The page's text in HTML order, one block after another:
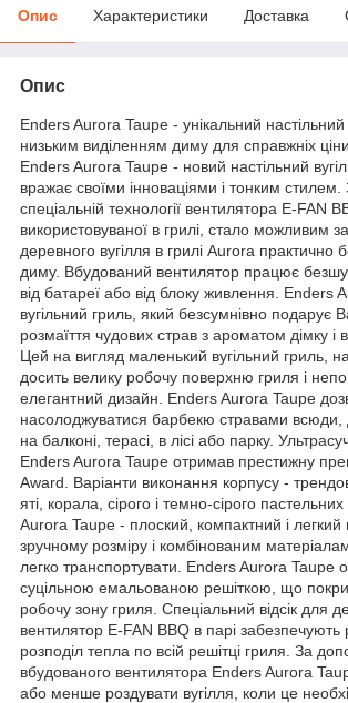
Опис Характеристики Доставка
Опис
Enders Aurora Taupe - унікальний настільний
низьким виділенням диму для справжніх
Enders Aurora Taupe - новий настільний
вражає своїми інноваціями і тонким стилем.
спеціальній технології вентилятора E-FAN
використовуваної в грилі, стало можливим
деревного вугілля в грилі Aurora практично
диму. Вбудований вентилятор працює
від батареї або від блоку живлення. Enders
вугільний гриль, який безсумнівно подарує
розмаїття чудових страв з ароматом дімку і
Цей на вигляд маленький вугільний гриль,
досить велику робочу поверхню гриля і
елегантний дизайн. Enders Aurora Taupe
насолоджуватися барбекю стравами
на балконі, терасі, в лісі або парку.
Enders Aurora Taupe отримав престижну
Award. Варіанти виконання корпусу -
яті, корала, сірого і темно-сірого
Aurora Taupe - плоский, компактний і легкий
зручному розміру і комбінованим
легко транспортувати. Enders Aurora Taupe
суцільною емальованою решіткою, що
робочу зону гриля. Спеціальний відсік для
вентилятор E-FAN BBQ в парі забезпечують
розподіл тепла по всій решітці гриля. За
вбудованого вентилятора Enders Aurora
або менше роздувати вугілля, коли це